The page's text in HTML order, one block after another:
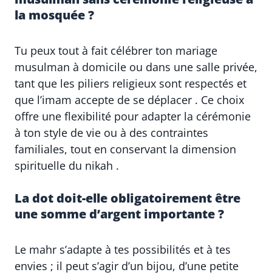
la mosquée ?
Tu peux tout à fait célébrer ton mariage
musulman à domicile ou dans une salle privée,
tant que les piliers religieux sont respectés et
que l’imam accepte de se déplacer . Ce choix
offre une flexibilité pour adapter la cérémonie
à ton style de vie ou à des contraintes
familiales, tout en conservant la dimension
spirituelle du nikah .
La dot doit-elle obligatoirement être
une somme d’argent importante ?
Le mahr s’adapte à tes possibilités et à tes
envies ; il peut s’agir d’un bijou, d’une petite